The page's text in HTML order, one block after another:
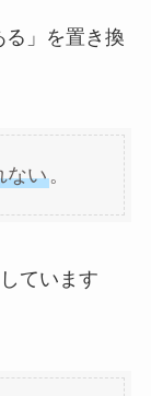
」を置き換
ない。
ています